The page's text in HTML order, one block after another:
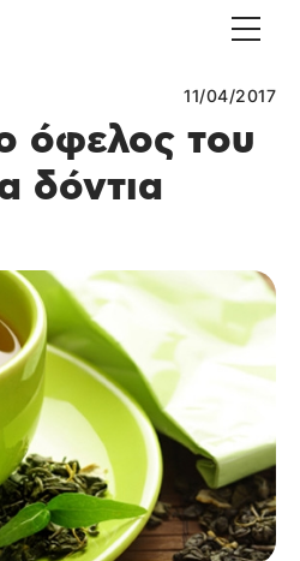
11/04/2017
όφελος του
δόντια